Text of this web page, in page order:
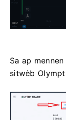
Sa ap
sitwèb